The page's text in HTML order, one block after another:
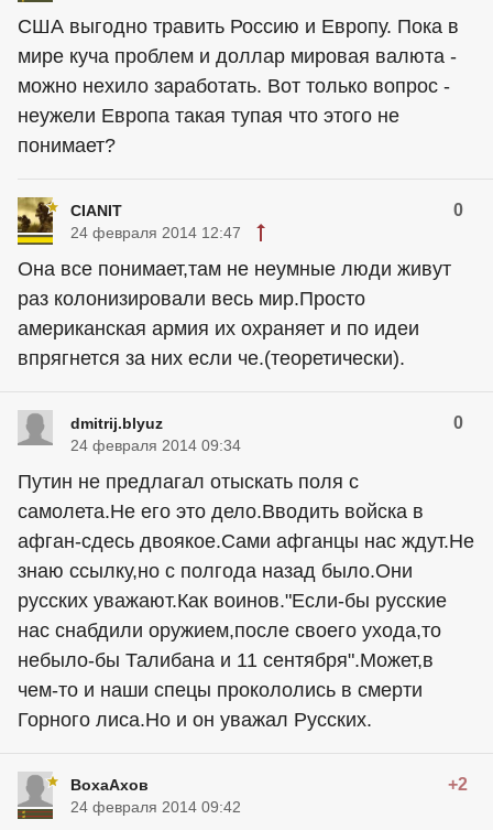
США выгодно травить Россию и Европу. Пока в
мире куча проблем и доллар мировая валюта -
можно нехило заработать. Вот только вопрос -
неужели Европа такая тупая что этого не
понимает?
CIANIT 0
24 февраля 2014 12:47
Она все понимает,там не неумные люди живут
раз колонизировали весь мир.Просто
американская армия их охраняет и по идеи
впрягнется за них если че.(теоретически).
dmitrij.blyuz 0
24 февраля 2014 09:34
Путин не предлагал отыскать поля с
самолета.Не его это дело.Вводить войска в
афган-сдесь двоякое.Сами афганцы нас ждут.Не
знаю ссылку,но с полгода назад было.Они
русских уважают.Как воинов."Если-бы русские
нас снабдили оружием,после своего ухода,то
небыло-бы Талибана и 11 сентября".Может,в
чем-то и наши спецы прокололись в смерти
Горного лиса.Но и он уважал Русских.
ВохаАхов +2
24 февраля 2014 09:42